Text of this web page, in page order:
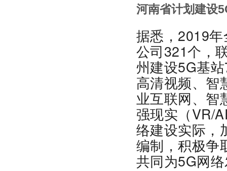
河南省计划建设
据悉，2019
公司321个，
州建设5G基
高清视频、智
业互联网、智
强现实（VR/
络建设实际，
编制，积极争
共同为5G网